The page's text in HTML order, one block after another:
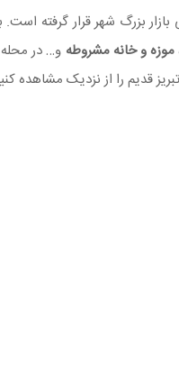
بزرگ شهر قرار گرفته است.
و خانه مشروطه و… در محله
قدیم را از نزدیک مشاهده